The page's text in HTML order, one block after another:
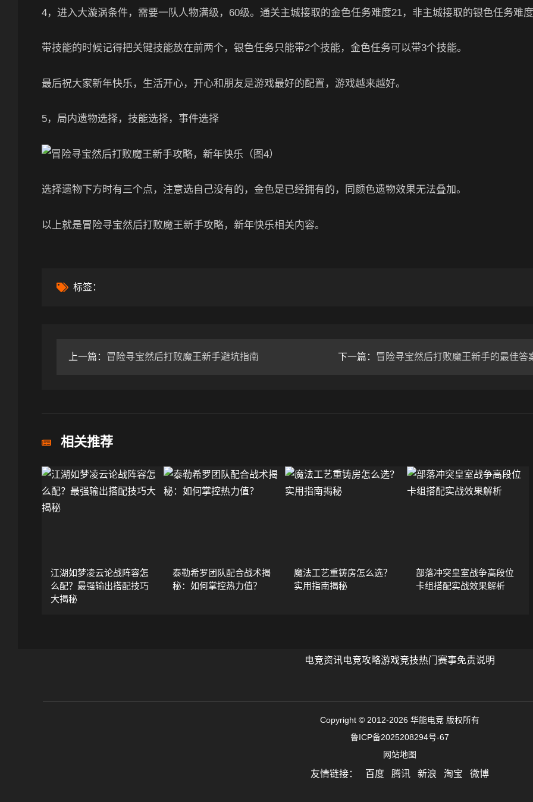
4，进入大漩涡条件，需要一队人物满级，60级。通关主城接取的金色任务难度21，非主城接取的银色任务难
带技能的时候记得把关键技能放在前两个，银色任务只能带2个技能，金色任务可以带3个技能。
最后祝大家新年快乐，生活开心，开心和朋友是游戏最好的配置，游戏越来越好。
5，局内遗物选择，技能选择，事件选择
选择遗物下方时有三个点，注意选自己没有的，金色是已经拥有的，同颜色遗物效果无法叠加。
以上就是冒险寻宝然后打败魔王新手攻略，新年快乐相关内容。
标签：
上一篇： 冒险寻宝然后打败魔王新手避坑指南 下一篇： 冒险寻宝然后打败魔王新手的最佳答
相关推荐
江湖如梦凌云论战阵容怎
么配？最强输出搭配技巧
大揭秘
泰勒希罗团队配合战术揭
秘：如何掌控热力值？
魔法工艺重铸房怎么选？
实用指南揭秘
部落冲突皇室战争高段位
卡组搭配实战效果解析
电竞资讯电竞攻略游戏竞技热门赛事免责说明
Copyright © 2012-2026 华能电竞 版权所有
鲁ICP备2025208294号-67
网站地图
友情链接： 百度 腾讯 新浪 淘宝 微博